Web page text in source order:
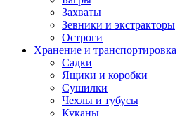
Захваты
Зевники и экстракторы
Остроги
Хранение и транспортировка
Садки
Ящики и коробки
Сушилки
Чехлы и тубусы
Куканы